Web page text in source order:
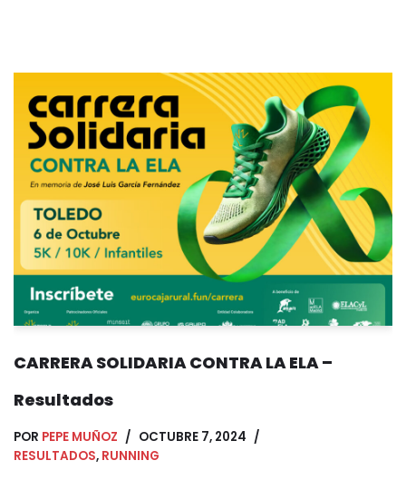
CARRERA SOLIDARIA CONTRA LA ELA –
Resultados
POR PEPE MUÑOZ
OCTUBRE 7, 2024
RESULTADOS, RUNNING